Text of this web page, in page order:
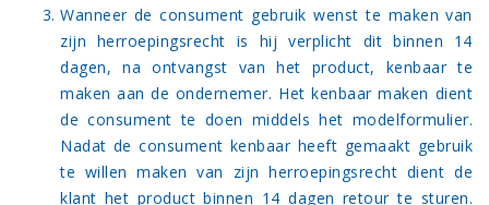
Wanneer de consument gebruik wenst te maken van
zijn herroepingsrecht is hij verplicht dit binnen 14
dagen, na ontvangst van het product, kenbaar te
maken aan de ondernemer. Het kenbaar maken dient
de consument te doen middels het modelformulier.
Nadat de consument kenbaar heeft gemaakt gebruik
te willen maken van zijn herroepingsrecht dient de
klant het product binnen 14 dagen retour te sturen.